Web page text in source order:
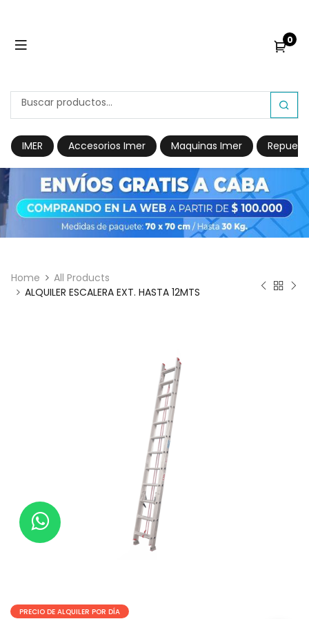
0
IMER Accesorios Imer Maquinas Imer
Home
All Products
ALQUILER ESCALERA EXT. HASTA 12MTS
PRECIO DE ALQUILER POR DÍA